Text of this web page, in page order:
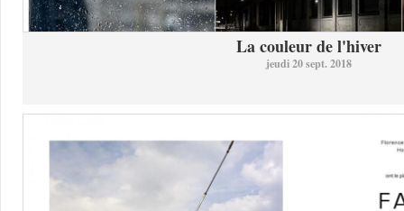
La couleur de l'hiver
jeudi 20 sept. 2018